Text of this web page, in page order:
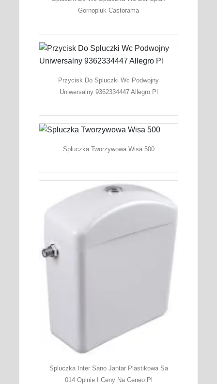
Gornopluk Castorama
Przycisk Do Spluczki Wc Podwojny
Uniwersalny 9362334447 Allegro Pl
Spluczka Tworzywowa Wisa 500
Spluczka Inter Sano Jantar Plastikowa Sa
014 Opinie I Ceny Na Ceneo Pl